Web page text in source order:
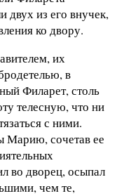
двух из его внучек,
ко двору.
их
в
Филарет, столь
телесную, что ни
с ними.
Марию, сочетав ее
во дворец, осыпал
чем те,